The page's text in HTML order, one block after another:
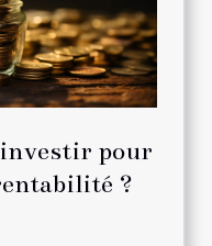
investir pour
?